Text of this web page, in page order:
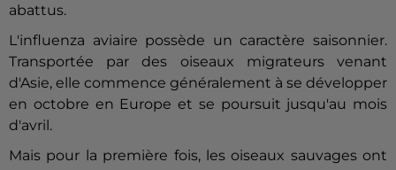
abattus.
L'influenza aviaire possède un caractère saisonnier.
Transportée par des oiseaux migrateurs venant
d'Asie, elle commence généralement à se développer
en octobre en Europe et se poursuit jusqu'au mois
d'avril.
Mais pour la première fois, les oiseaux sauvages ont